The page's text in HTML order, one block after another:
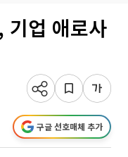
기업 애로사
구글 선호매체 추가